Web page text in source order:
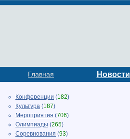
Главная Новости
Конференции (182)
Культура (187)
Мероприятия (706)
Олимпиады (265)
Соревнования (93)